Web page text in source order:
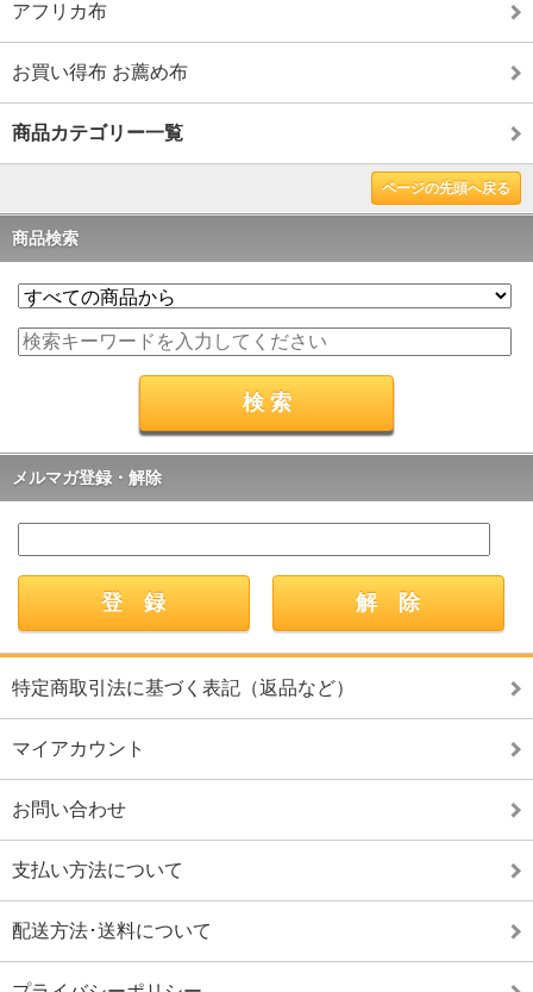
アフリカ布
お買い得布 お薦め布
商品カテゴリー一覧
ページの先頭へ戻る
商品検索
メルマガ登録・解除
特定商取引法に基づく表記（返品など）
マイアカウント
お問い合わせ
支払い方法について
配送方法･送料について